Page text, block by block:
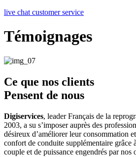
live chat customer service
Témoignages
Ce que nos clients
Pensent de nous
Digiservices, leader Français de la
2003, a su s’imposer auprès des
désireux d’améliorer leur consommation
confort de conduite supplémentaire grâce
couple et de puissance engendrés par nos